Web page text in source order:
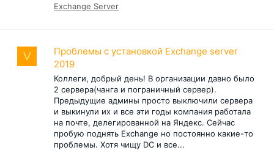
Exchange Server
V
Проблемы с установкой Exchange server
2019
Коллеги, добрый день! В организации давно было
2 сервера(чанга и пограничный сервер).
Предыдущие админы просто выключили сервера
и выкинули их и все эти годы компания работала
на почте, делегированной на Яндекс. Сейчас
пробую поднять Exchange но постоянно какие-то
проблемы. Хотя чищу DC и все...